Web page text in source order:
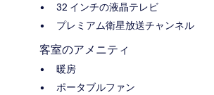
32 インチの液晶テレビ
プレミアム衛星放送チャンネル
客室のアメニティ
暖房
ポータブルファン